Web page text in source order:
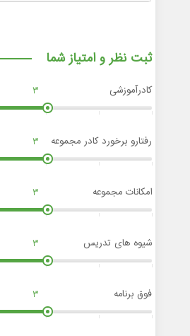
ثبت نظر و امتیاز شما
کادرآموزشی 3
رفتارو برخورد کادر مجموعه 3
امکانات مجموعه 3
شیوه های تدریس 3
فوق برنامه 3